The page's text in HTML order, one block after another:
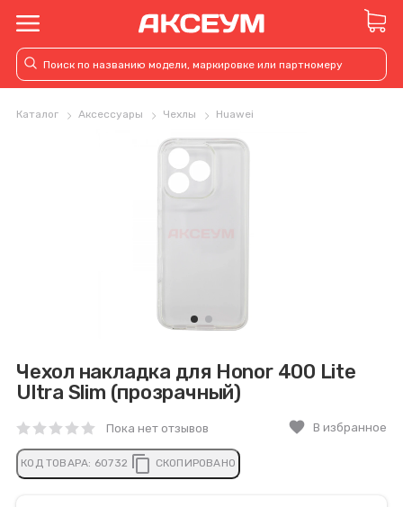
Каталог Аксессуары Чехлы Huawei
Чехол накладка для Honor 400 Lite
Ultra Slim (прозрачный)
Пока нет отзывов favorite В избранное
КОД ТОВАРА: 60732 content_copy СКОПИРОВАНО